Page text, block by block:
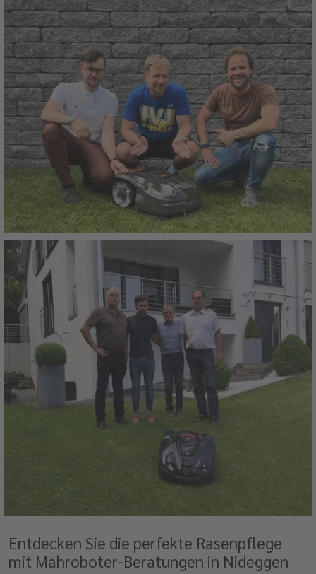
Entdecken Sie die perfekte Rasenpflege
mit Mähroboter-Beratungen in Nideggen